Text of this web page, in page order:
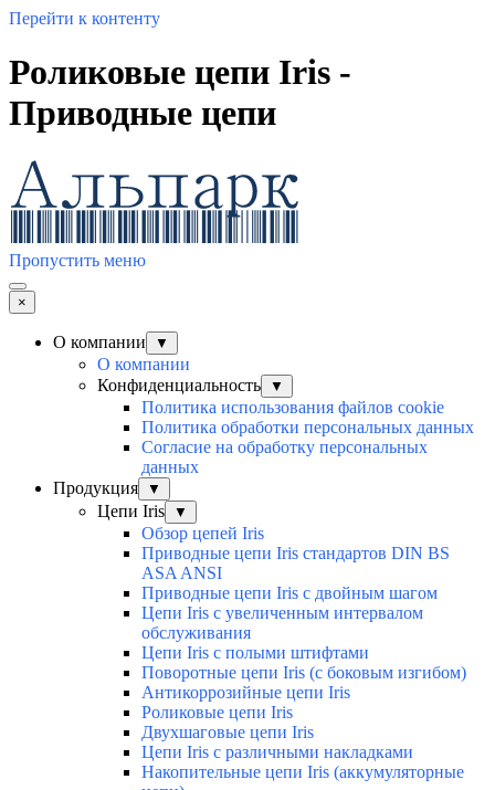
Перейти к контенту
Роликовые цепи Iris -
Приводные цепи
Пропустить меню
×
О компании ▼
О компании
Конфиденциальность
▼
Политика использования файлов cookie
Политика обработки персональных данных
Согласие на обработку персональных
данных
Продукция
▼
Цепи Iris ▼
Обзор цепей Iris
Приводные цепи Iris стандартов DIN BS
ASA ANSI
Приводные цепи Iris с двойным шагом
Цепи Iris с увеличенным интервалом
обслуживания
Цепи Iris с полыми штифтами
Поворотные цепи Iris (с боковым изгибом)
Антикоррозийные цепи Iris
Роликовые цепи Iris
Двухшаговые цепи Iris
Цепи Iris с различными накладками
Накопительные цепи Iris (аккумуляторные